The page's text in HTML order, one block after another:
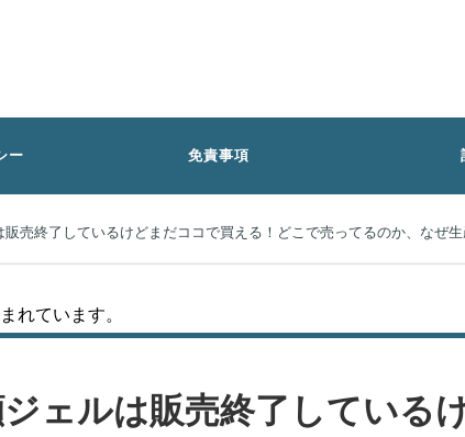
ー 免責事項
販売終了しているけどまだココで買える！どこで売ってるのか、なぜ
れています。
ェルは販売終了している